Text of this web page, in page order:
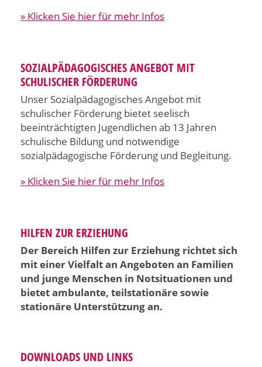
HILFEN ZUR ERZIEHUNG
Der Bereich Hilfen zur Erziehung richtet sich
mit einer Vielfalt an Angeboten an Familien
und junge Menschen in Notsituationen und
bietet ambulante, teilstationäre sowie
stationäre Unterstützung an.
DOWNLOADS UND LINKS
» Klicken Sie hier für mehr Infos
SOZIALPÄDAGOGISCHES ANGEBOT MIT
SCHULISCHER FÖRDERUNG
Unser Sozialpädagogisches Angebot mit
schulischer Förderung bietet seelisch
beeinträchtigten Jugendlichen ab 13 Jahren
schulische Bildung und notwendige
sozialpädagogische Förderung und Begleitung.
» Klicken Sie hier für mehr Infos